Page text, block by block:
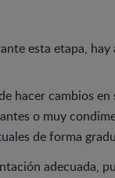
esta etapa,
hacer cambios
o muy
de forma
adecuada,